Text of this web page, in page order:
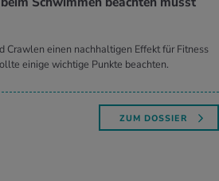
Crawlen einen nachhaltigen Effekt für Fitness
einige wichtige Punkte beachten.
ZUM DOSSIER